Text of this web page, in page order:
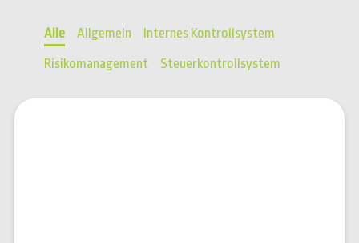
Alle Allgemein Internes Kontrollsystem
Risikomanagement Steuerkontrollsystem